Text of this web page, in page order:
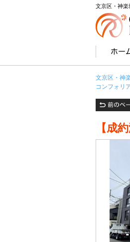
文京区・神楽
文京区・神
コンフォリ
【成約